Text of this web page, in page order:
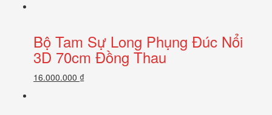
Bộ Tam Sự Long Phụng Đúc Nổi
3D 70cm Đồng Thau
16.000.000 ₫